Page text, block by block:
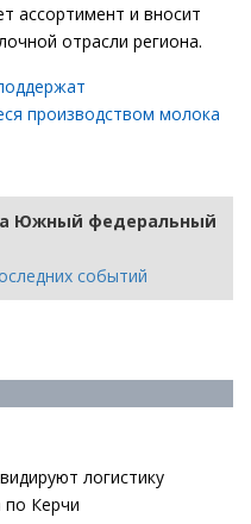
ассортимент и вносит
отрасли региона.
производством молока
Южный федеральный
событий
логистику
по Керчи